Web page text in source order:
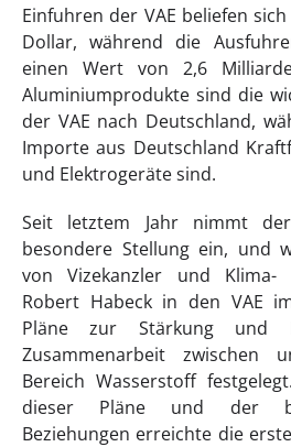
Einfuhren der VAE beliefen
Dollar, während die
einen Wert von 2,6
Aluminiumprodukte sind die
der VAE nach Deutschland,
Importe aus Deutschland
und Elektrogeräte sind.
Seit letztem Jahr nimmt
besondere Stellung ein, und
von Vizekanzler und Klima-
Robert Habeck in den VAE
Pläne zur Stärkung und
Zusammenarbeit zwischen
Bereich Wasserstoff
dieser Pläne und der
Beziehungen erreichte die